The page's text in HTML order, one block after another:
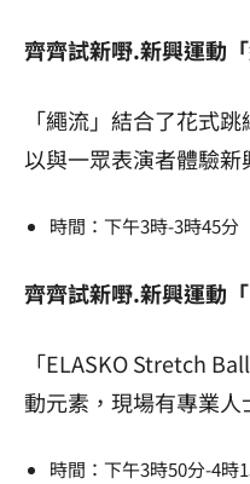
齊齊試新嘢.新興運動「
「繩流」結合了花式
以與一眾表演者體驗新
時間：下午3時-3時45分
齊齊試新嘢.新興運動
「ELASKO Stretch
動元素，現場有專業人
時間：下午3時50分-4時